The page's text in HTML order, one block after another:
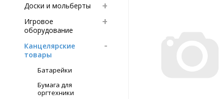
Доски и мольберты
Игровое
оборудование
Канцелярские
товары
Батарейки
Бумага для
оргтехники